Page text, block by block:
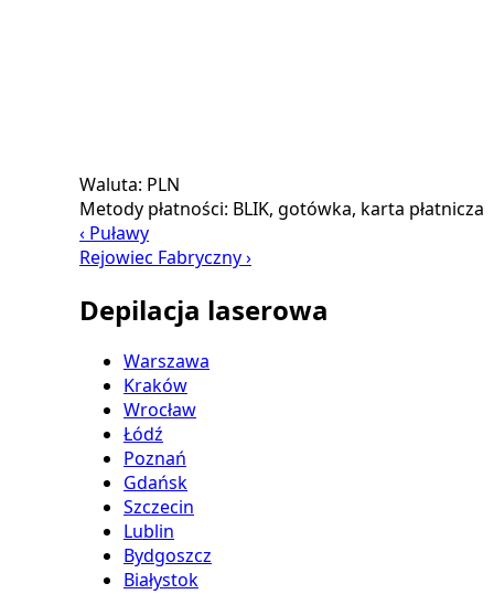
Waluta: PLN
Metody płatności: BLIK, gotówka, karta płatnicza
‹ Puławy
Rejowiec Fabryczny ›
Depilacja laserowa
Warszawa
Kraków
Wrocław
Łódź
Poznań
Gdańsk
Szczecin
Lublin
Bydgoszcz
Białystok